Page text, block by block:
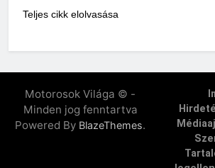
Teljes cikk elolvasása
Motorosok Világa © -
Minden jog fenntartva
Powered By BlazeThemes.